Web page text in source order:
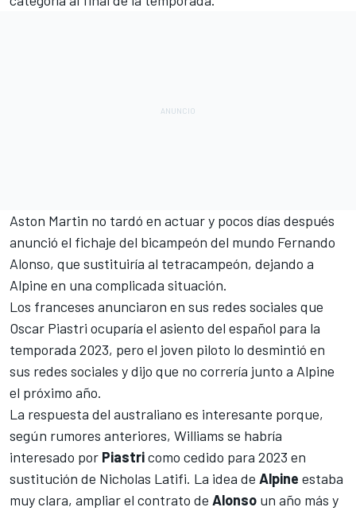
Aston Martin no tardó en actuar y pocos días después
anunció el fichaje del bicampeón del mundo Fernando
Alonso, que sustituiría al tetracampeón, dejando a
Alpine en una complicada situación.
Los franceses anunciaron en sus redes sociales que
Oscar Piastri ocuparía el asiento del español para la
temporada 2023, pero el joven piloto lo desmintió en
sus redes sociales y dijo que no correría junto a Alpine
el próximo año.
La respuesta del australiano es interesante porque,
según rumores anteriores, Williams se habría
interesado por Piastricomo cedido para 2023 en
sustitución de Nicholas Latifi. La idea de Alpine estaba
muy clara, ampliar el contrato de Alonso un año más y